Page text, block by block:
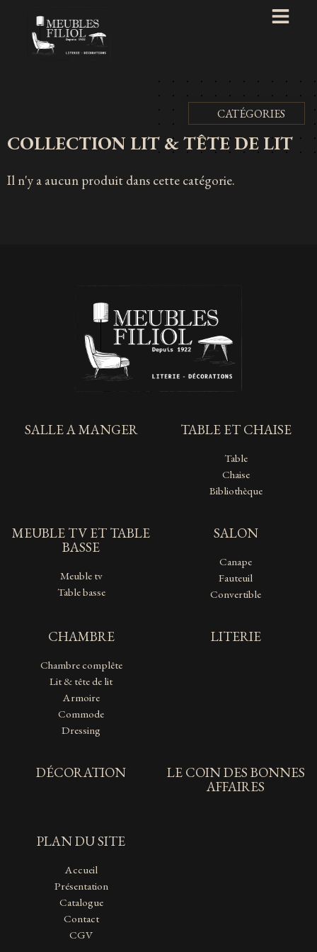
CATÉGORIES
COLLECTION LIT & TÊTE DE LIT
Il n'y a aucun produit dans cette catégorie.
SALLE A MANGER TABLE ET CHAISE
Table
Chaise
Bibliothèque
MEUBLE TV ET TABLE
BASSE
Meuble tv
Table basse
SALON
Canape
Fauteuil
Convertible
CHAMBRE
Chambre complête
Lit & tête de lit
Armoire
Commode
Dressing
LITERIE
DÉCORATION
LE COIN DES BONNES
AFFAIRES
PLAN DU SITE
Accueil
Présentation
Catalogue
Contact
CGV